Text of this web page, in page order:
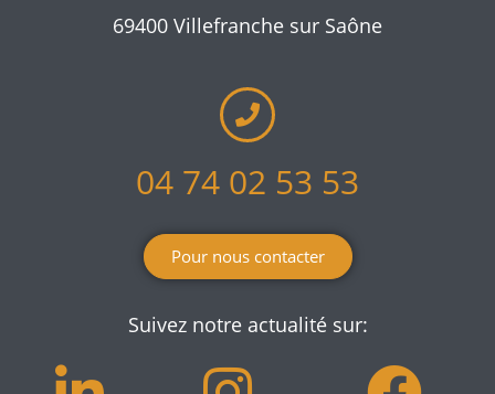
69400 Villefranche sur Saône
04 74 02 53 53
Pour nous contacter
Suivez notre actualité sur: